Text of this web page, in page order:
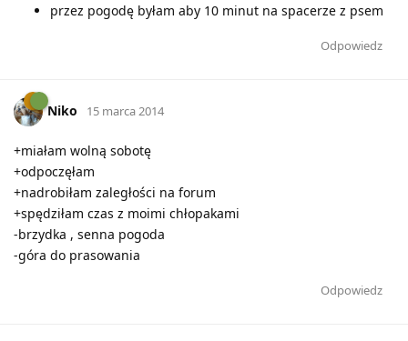
przez pogodę byłam aby 10 minut na spacerze z psem
Odpowiedz
Niko 15 marca 2014
+miałam wolną sobotę
+odpoczęłam
+nadrobiłam zaległości na forum
+spędziłam czas z moimi chłopakami
-brzydka , senna pogoda
-góra do prasowania
Odpowiedz